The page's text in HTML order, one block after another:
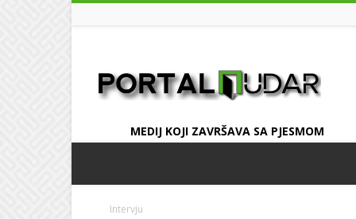
MEDIJ KOJI ZAVRŠAVA SA PJESMOM
Intervju